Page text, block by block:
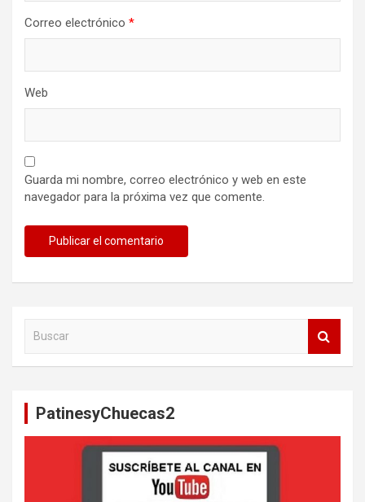
Correo electrónico *
Web
Guarda mi nombre, correo electrónico y web en este
navegador para la próxima vez que comente.
PatinesyChuecas2